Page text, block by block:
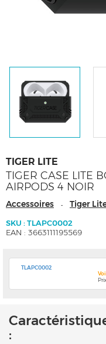
TIGER LITE
TIGER CASE LITE
AIRPODS 4 NOIR
Accessoires - Tiger
SKU : TLAPC0002
EAN : 3663111195569
TLAPC0002
: